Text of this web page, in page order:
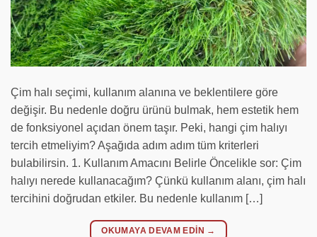
Çim halı seçimi, kullanım alanına ve beklentilere göre
değişir. Bu nedenle doğru ürünü bulmak, hem estetik hem
de fonksiyonel açıdan önem taşır. Peki, hangi çim halıyı
tercih etmeliyim? Aşağıda adım adım tüm kriterleri
bulabilirsin. 1. Kullanım Amacını Belirle Öncelikle sor: Çim
halıyı nerede kullanacağım? Çünkü kullanım alanı, çim halı
tercihini doğrudan etkiler. Bu nedenle kullanım […]
OKUMAYA DEVAM EDIN →